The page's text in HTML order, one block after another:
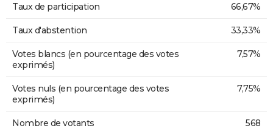
Taux de participation 66,67%
Taux d'abstention 33,33%
Votes blancs (en pourcentage des votes
exprimés)
7,57%
Votes nuls (en pourcentage des votes
exprimés)
7,75%
Nombre de votants 568